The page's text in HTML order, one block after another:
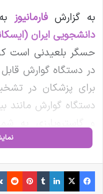
به گزارشفارمانیوز
دانشجویی ایران
حسگر بلعیدنی است
در دستگاه گوارش
برای پزشکان در
دستگاه گوارش مانند
و گاستروپارزی به
تخلیه تأخیری معده
معده است که در
فیس بوک X لینکدین ‫تامبلر ‫پین‌ترست ‫رددیت